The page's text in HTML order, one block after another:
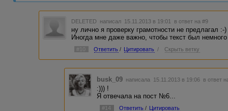
DELETED написал 15.11.2013 в 19:01 в ответ на #9
ну лично я проверку грамотности не предлагал :-)
Иногда мне даже важно, чтобы текст был немного
#10 Ответить / Цитировать / Скрыть ветку
busk_09 написала 15.11.2013 в 19:06 в ответ
:))) !
Я отвечала на пост №6...
#14 Ответить / Цитировать